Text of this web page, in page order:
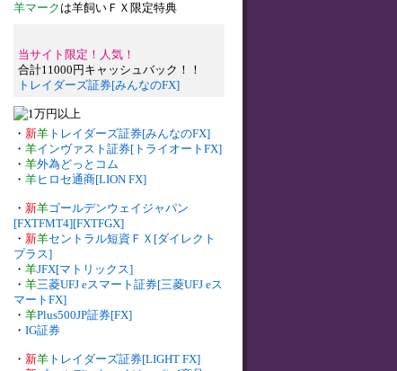
羊マーク は羊飼いＦＸ限定特典
当サイト限定！人気！
合計11000円キャッシュバック！！
トレイダーズ証券[みんなのFX]
・ 新羊 トレイダーズ証券[みんなのFX]
・ 羊インヴァスト証券[トライオートFX]
・ 羊外為どっとコム
・ 羊ヒロセ通商[LION FX]
・ 新羊ゴールデンウェイジャパン
[FXTFMT4][FXTFGX]
・ 新羊セントラル短資ＦＸ[ダイレクト
プラス]
・ 羊JFX[マトリックス]
・ 羊三菱UFJ eスマート証券[三菱UFJ eス
マートFX]
・ 羊Plus500JP証券[FX]
・ IG証券
・ 新羊 トレイダーズ証券[LIGHT FX]